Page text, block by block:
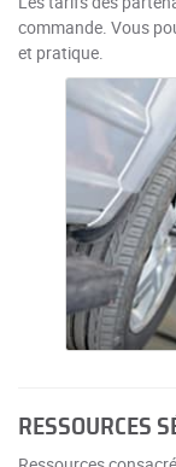
commande. Vous
et pratique.
RESSOURCES